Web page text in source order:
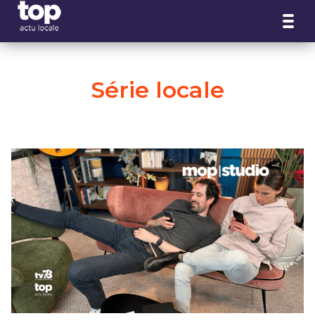
Série locale
Panneau de gestion des cookies